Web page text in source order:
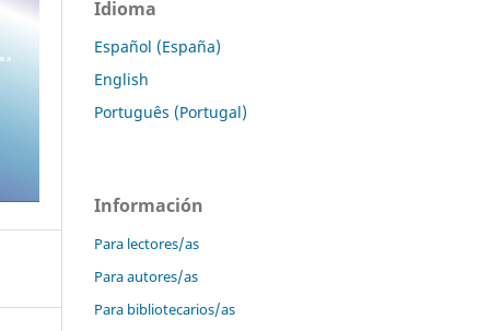
Idioma
Español (España)
English
Português (Portugal)
Información
Para lectores/as
Para autores/as
Para bibliotecarios/as